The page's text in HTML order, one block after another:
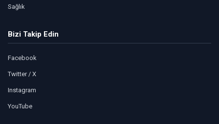
Sağlık
Bizi Takip Edin
Facebook
Twitter / X
Instagram
YouTube